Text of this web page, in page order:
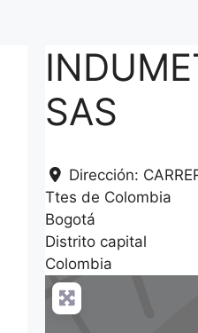
SAS
Dirección:
Ttes de Colombia
Bogotá
Distrito capital
Colombia